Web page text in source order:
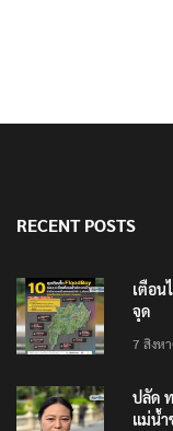
RECENT POSTS
เตือน
จุด
7 สิงห
ปลัด
แม่น้ำ